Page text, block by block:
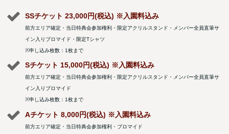
SSチケット 23,000円(税込) ※入園料込み
前方エリア確定・当日特典会参加権利・限定アクリルスタンド・メンバー全員直筆サ
イン入りブロマイド・限定Tシャツ
※申し込み枚数：1枚まで
Sチケット 15,000円(税込) ※入園料込み
前方エリア確定・当日特典会参加権利・限定アクリルスタンド・メンバー全員直筆サ
イン入りブロマイド
※申し込み枚数：1枚まで
Aチケット 8,000円(税込) ※入園料込み
前方エリア確定・当日特典会参加権利・ブロマイド